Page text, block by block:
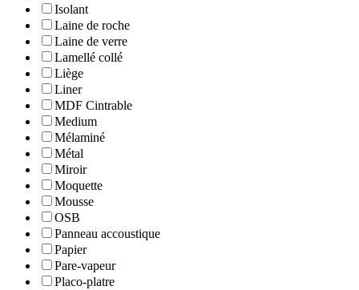
Isolant
Laine de roche
Laine de verre
Lamellé collé
Liège
Liner
MDF Cintrable
Medium
Mélaminé
Métal
Miroir
Moquette
Mousse
OSB
Panneau accoustique
Papier
Pare-vapeur
Placo-platre